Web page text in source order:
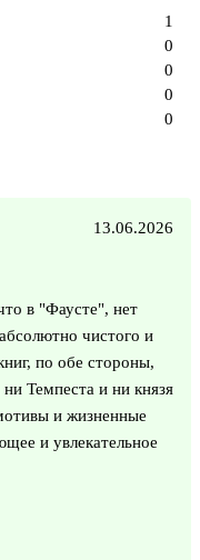
0
0
0
0
1
13.06.2026
в "Фаусте", нет
чистого и
по обе стороны,
Темпеста и ни князя
и жизненные
и увлекательное